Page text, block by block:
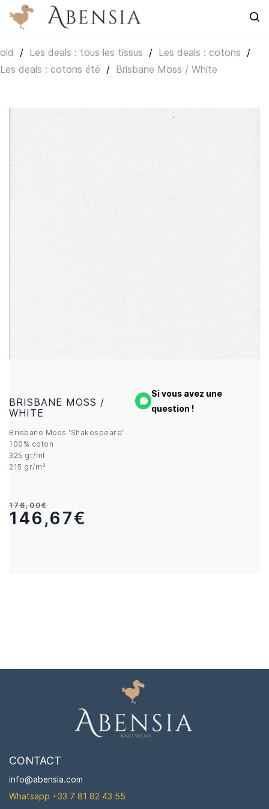
Skip to
main
content
old
/ Les deals : tous les tissus / Les deals : cotons /
Les deals : cotons été / Brisbane Moss / White
BRISBANE MOSS /
WHITE
Si vous avez une
question !
Brisbane Moss 'Shakespeare'
100% coton
325 gr/ml
215 gr/m²
146,67€
176,00€
CONTACT
info@abensia.com
Whatsapp +33 7 81 82 43 55